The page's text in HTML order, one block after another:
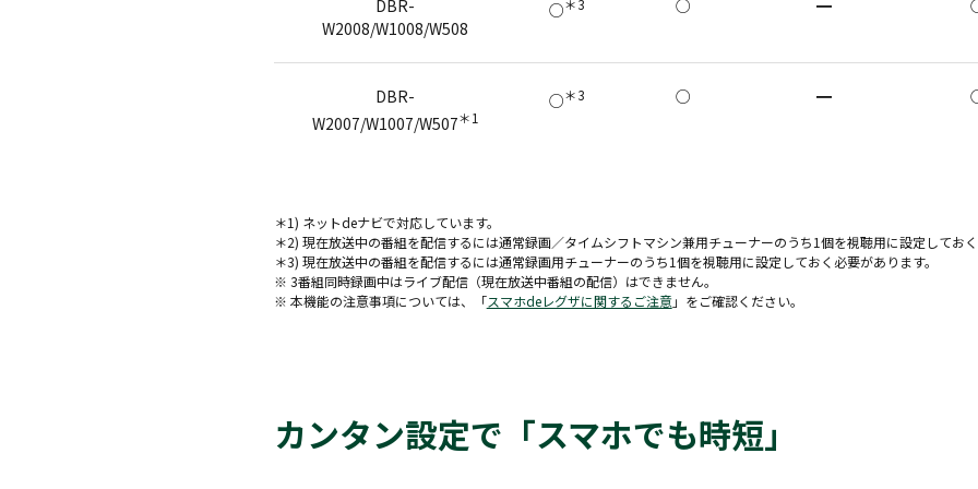
DBR-
W2008/W1008/W508
○＊3 ○ ━
DBR-
W2007/W1007/W507＊1
○＊3 ○ ━
＊1) ネットdeナビで対応しています。
＊2) 現在放送中の番組を配信するには通常録画／タイムシフトマシン兼用チューナーのうち1個を視聴用に設定しておく
＊3) 現在放送中の番組を配信するには通常録画用チューナーのうち1個を視聴用に設定しておく必要があります。
※ 3番組同時録画中はライブ配信（現在放送中番組の配信）はできません。
※ 本機能の注意事項については、「スマホdeレグザに関するご注意」をご確認ください。
カンタン設定で「スマホでも時短」